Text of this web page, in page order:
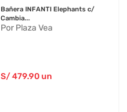
Bañera INFANTI Elephants c/
Cambia...
Por Plaza Vea
S/479.90un